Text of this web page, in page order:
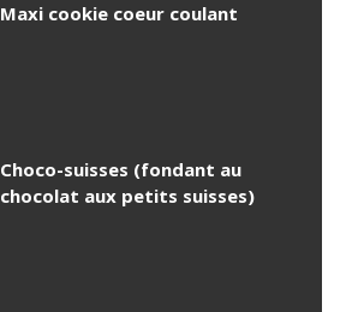
Maxi cookie coeur coulant
Choco-suisses (fondant au
chocolat aux petits suisses)